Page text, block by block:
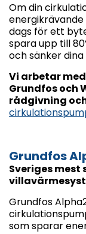
Om din
dags för ett
spara upp till
och sänker
Vi arbetar
Grundfos och
rådgivning
Grundfos
Sveriges
Grundfos
som sparar